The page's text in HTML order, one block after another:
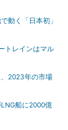
動く「日本初」
トレインはマル
2023年の市場
船に2000億